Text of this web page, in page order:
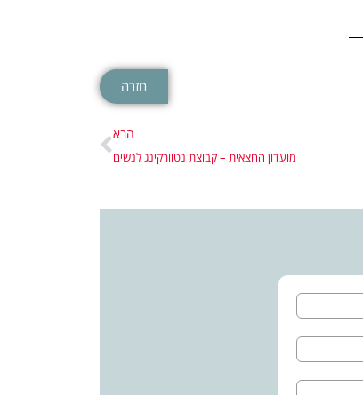
חזרה
הבא
מועדון החצאית – קבוצת נטוורקינג לנשים